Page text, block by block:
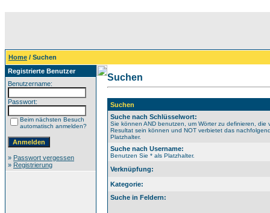
Home / Suchen
Registrierte Benutzer
Benutzername:
Passwort:
Beim nächsten Besuch
automatisch anmelden?
» Passwort vergessen
» Registrierung
Suchen
Suchen
Suche nach Schlüsselwort:
Sie können AND benutzen, um Wörter zu definieren, die
Resultat sein können und NOT verbietet das
Platzhalter.
Suche nach Username:
Benutzen Sie * als Platzhalter.
Verknüpfung:
Kategorie:
Suche in Feldern: